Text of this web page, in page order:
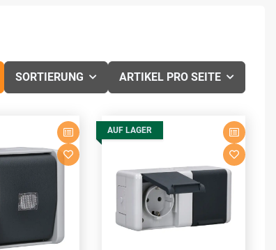
SORTIERUNG ARTIKEL PRO SEITE
AUF LAGER